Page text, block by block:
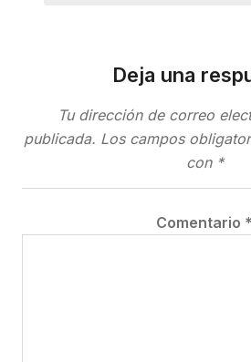
Deja una
Tu dirección de correo
publicada. Los campos
con *
Comentario *